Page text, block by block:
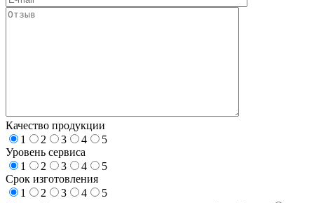
Качество продукции
1
2 3 4
5
Уровень сервиса
1
2 3 4
5
Срок изготовления
1
2 3 4
5